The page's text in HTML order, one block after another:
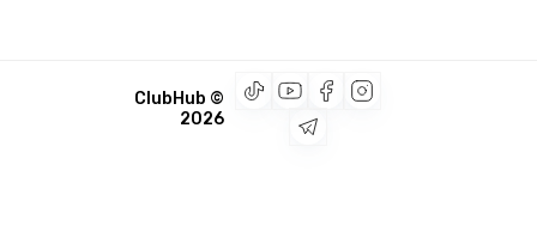
© ClubHub
2026